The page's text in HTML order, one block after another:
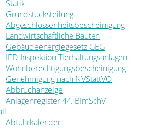
Statik
Grundstücksteilung
Abgeschlossenheitsbescheinigung
Landwirtschaftliche Bauten
Gebäudeenergiegesetz GEG
IED-Inspektion Tierhaltungsanlagen
Wohnberechtigungsbescheinigung
Genehmigung nach NVStättVO
Abbruchanzeige
Anlagenregister 44. BImSchV
Abfuhrkalender